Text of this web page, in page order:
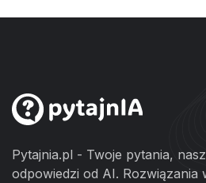
Pytajnia.pl - Twoje pytania,
odpowiedzi od AI. Rozwiązania